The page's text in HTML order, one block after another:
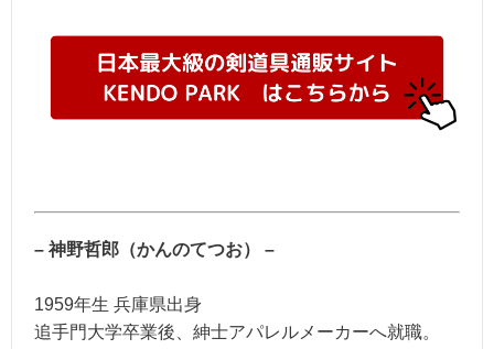
– 神野哲郎（かんのてつお） –
1959年生 兵庫県出身
追手門大学卒業後、紳士アパレルメーカーへ就職。